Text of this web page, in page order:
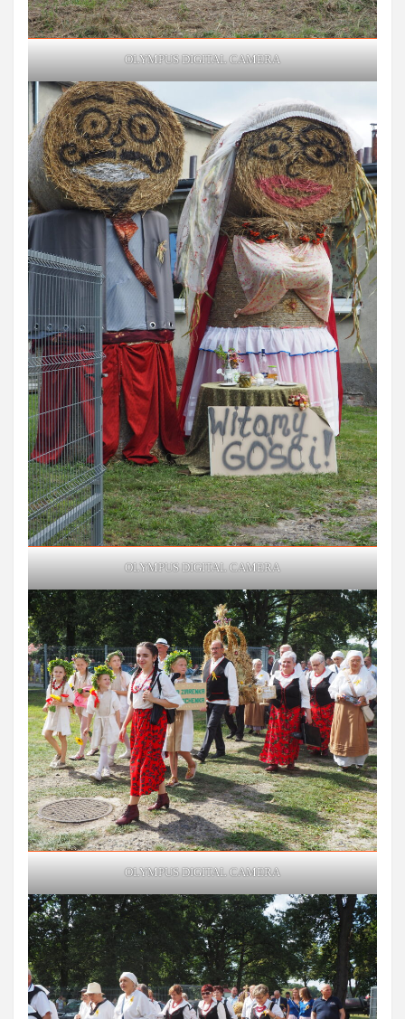
OLYMPUS DIGITAL CAMERA
OLYMPUS DIGITAL CAMERA
OLYMPUS DIGITAL CAMERA